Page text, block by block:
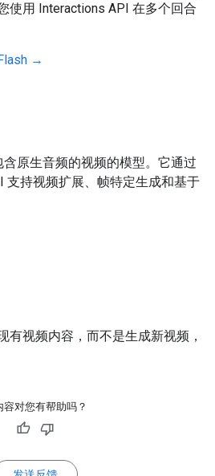
使用 Interactions API 在多个回合
→
原生音频的视频的模型。它通过
支持视频扩展、帧特定生成和基于
有视频内容，而不是生成新视频，
容对您有帮助吗？